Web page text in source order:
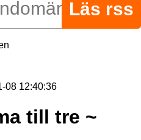
08 12:40:36
till tre ~